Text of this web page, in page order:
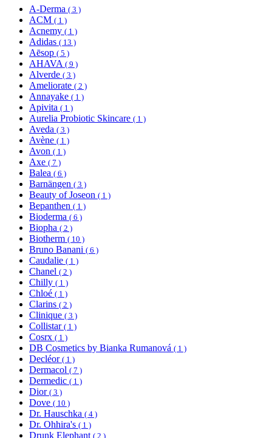
A-Derma ( 3 )
ACM ( 1 )
Acnemy ( 1 )
Adidas ( 13 )
Aēsop ( 5 )
AHAVA ( 9 )
Alverde ( 3 )
Ameliorate ( 2 )
Annayake ( 1 )
Apivita ( 1 )
Aurelia Probiotic Skincare ( 1 )
Aveda ( 3 )
Avène ( 1 )
Avon ( 1 )
Axe ( 7 )
Balea ( 6 )
Barnängen ( 3 )
Beauty of Joseon ( 1 )
Bepanthen ( 1 )
Bioderma ( 6 )
Biopha ( 2 )
Biotherm ( 10 )
Bruno Banani ( 6 )
Caudalie ( 1 )
Chanel ( 2 )
Chilly ( 1 )
Chloé ( 1 )
Clarins ( 2 )
Clinique ( 3 )
Collistar ( 1 )
Cosrx ( 1 )
DB Cosmetics by Bianka Rumanová ( 1 )
Decléor ( 1 )
Dermacol ( 7 )
Dermedic ( 1 )
Dior ( 3 )
Dove ( 10 )
Dr. Hauschka ( 4 )
Dr. Ohhira's ( 1 )
Drunk Elephant ( 2 )